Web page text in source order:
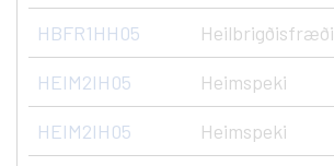
HBFR1HH05 Heilbrigðisfræði
HEIM2IH05 Heimspeki
HEIM2IH05 Heimspeki